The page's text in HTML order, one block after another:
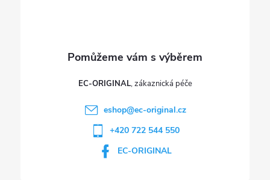
EC-ORIGINAL
eshop@ec-original.cz
+420 722 544 550
EC-ORIGINAL